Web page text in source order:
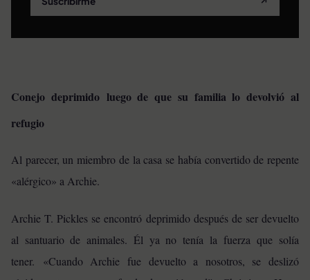
Conejo deprimido luego de que su familia lo devolvió al
refugio
Al parecer, un miembro de la casa se había convertido de repente
«alérgico» a Archie.
Archie T. Pickles se encontró deprimido después de ser devuelto
al santuario de animales. Él ya no tenía la fuerza que solía
tener. «Cuando Archie fue devuelto a nosotros, se deslizó